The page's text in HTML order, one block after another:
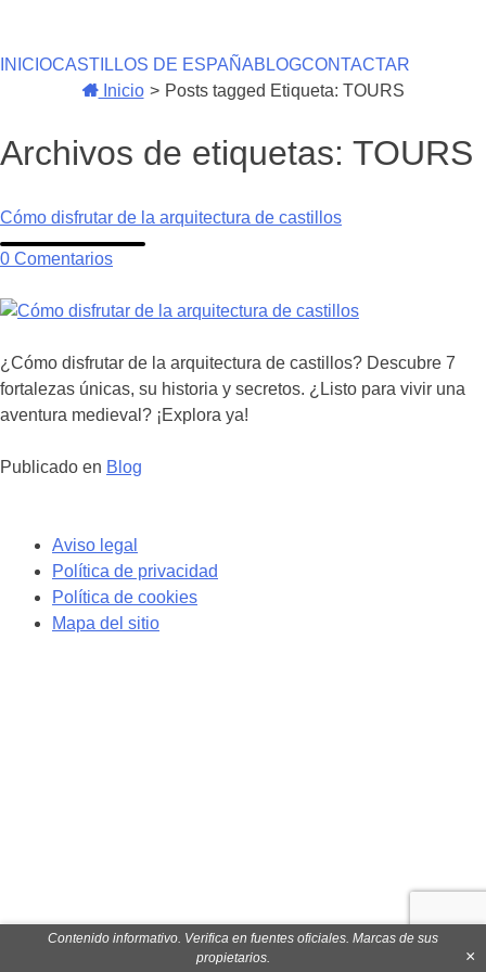
contenido
INICIOCASTILLOS DE ESPAÑABLOGCONTACTAR
Inicio > Posts tagged Etiqueta: TOURS
Archivos de etiquetas: TOURS
Cómo disfrutar de la arquitectura de castillos
0 Comentariosen
disfrutar
la
arquitectura
de
¿Cómo disfrutar de la arquitectura de castillos? Descubre 7
fortalezas únicas, su historia y secretos. ¿Listo para vivir una
aventura medieval? ¡Explora ya!
Publicado en Blog
Navegación
puestos
Aviso legal
Política de privacidad
Política de cookies
Mapa del sitio
Contenido informativo. Verifica en fuentes oficiales. Marcas de sus
propietarios.
×